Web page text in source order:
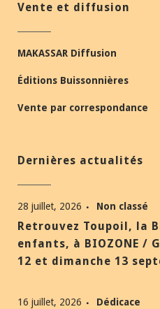
Vente et diffusion
MAKASSAR Diffusion
Éditions Buissonnières
Vente par correspondance
Dernières actualités
28 juillet, 2026 Non classé
Retrouvez Toupoil, la
enfants, à BIOZONE /
12 et dimanche 13
16 juillet, 2026 Dédicace